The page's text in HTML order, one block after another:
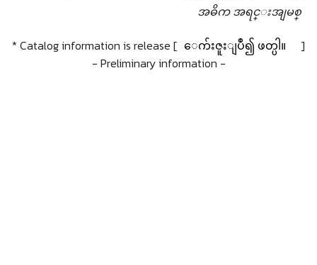
အဓိက အရင္းအျမစ္
* Catalog information is release [ ေက်းဇူးျပဳ၍ ဖတ္ပါ။
]
- Preliminary information -